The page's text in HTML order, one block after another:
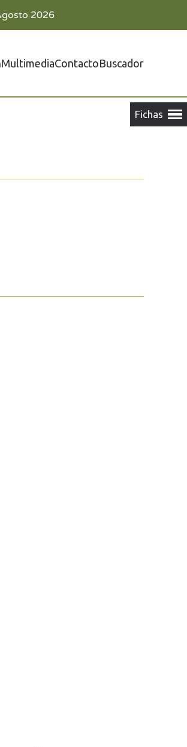
2026
MultimediaContactoBuscador